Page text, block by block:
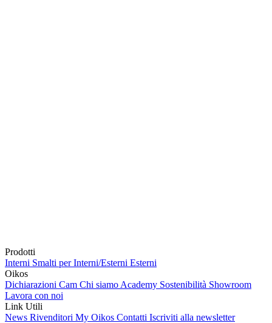
Prodotti
Interni Smalti per Interni/Esterni Esterni
Oikos
Dichiarazioni Cam Chi siamo Academy Sostenibilità Showroom
Lavora con noi
Link Utili
News Rivenditori My Oikos Contatti Iscriviti alla newsletter